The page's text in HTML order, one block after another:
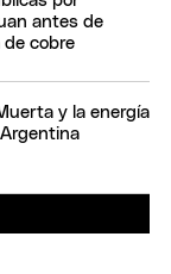
antes de
de cobre
y la energía